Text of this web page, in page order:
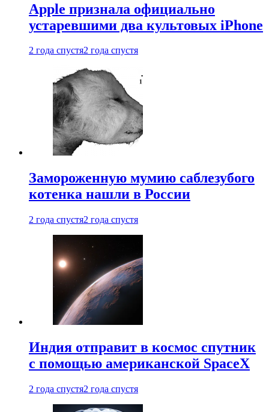
Apple признала официально
устаревшими два культовых iPhone
2 года спустя2 года спустя
Замороженную мумию саблезубого
котенка нашли в России
2 года спустя2 года спустя
Индия отправит в космос спутник
с помощью американской SpaceX
2 года спустя2 года спустя